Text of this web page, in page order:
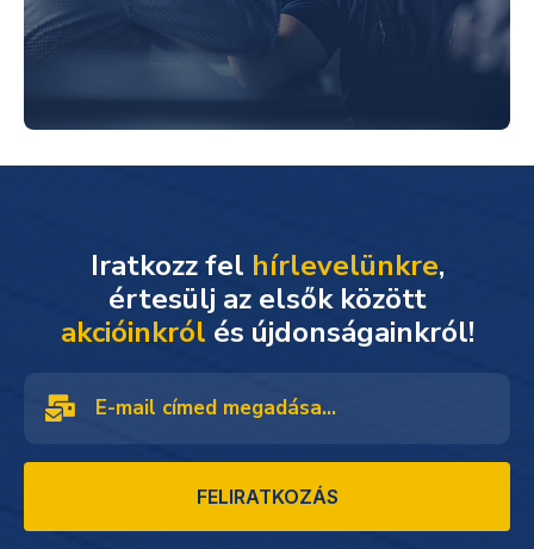
Iratkozz fel hírlevelünkre,
értesülj az elsők között
akcióinkról és újdonságainkról!
FELIRATKOZÁS